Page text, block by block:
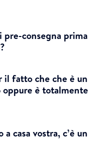
pre-consegna prima
il fatto che che è un
oppure è totalmente
casa vostra, c’è un